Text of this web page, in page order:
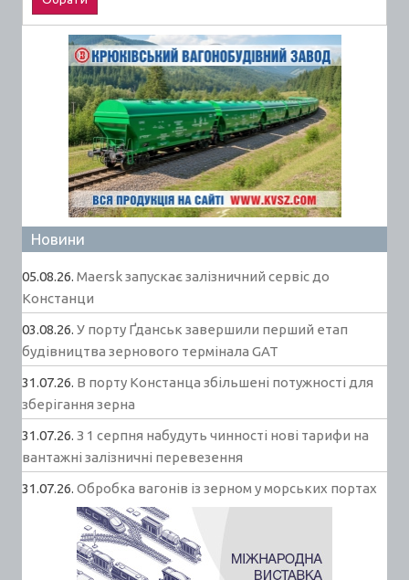
Новини
05.08.26. Maersk запускає залізничний сервіс до
Констанци
03.08.26. У порту Ґданськ завершили перший етап
будівництва зернового термінала GAT
31.07.26. В порту Констанца збільшені потужності для
зберігання зерна
31.07.26. З 1 серпня набудуть чинності нові тарифи на
вантажні залізничні перевезення
31.07.26. Обробка вагонів із зерном у морських портах